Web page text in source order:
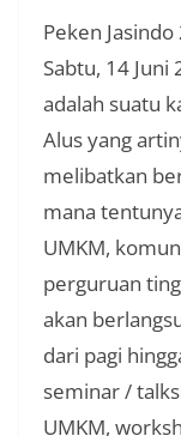
Peken
Sabtu, 14 Juni
adalah suatu
Alus yang
melibatkan
mana
UMKM,
perguruan
akan
dari pagi
seminar /
UMKM,